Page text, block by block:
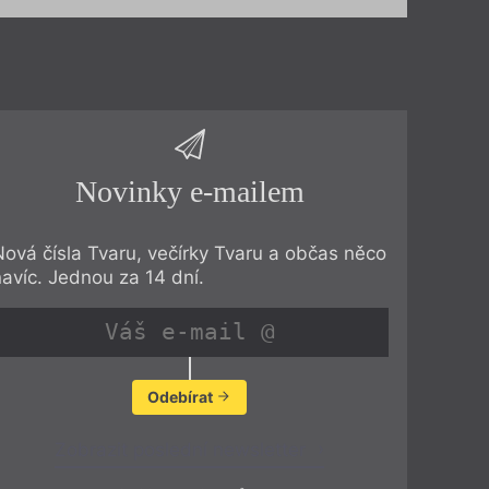
Novinky e-mailem
čísla Tvaru, večírky Tvaru a občas něco
Jednou za 14 dní.
Odebírat